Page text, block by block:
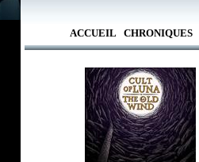
ACCUEIL CHRONIQUES